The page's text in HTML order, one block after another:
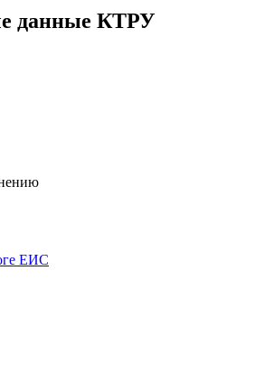
данные КТРУ
ЕИС